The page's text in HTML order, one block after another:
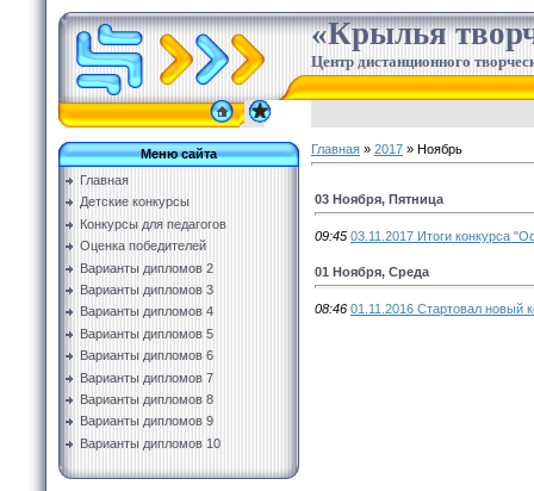
«Крылья
Центр дистанционного
Меню сайта
Главная
Детские конкурсы
Конкурсы для педагогов
Оценка победителей
Варианты дипломов 2
Варианты дипломов 3
Варианты дипломов 4
Варианты дипломов 5
Варианты дипломов 6
Варианты дипломов 7
Варианты дипломов 8
Варианты дипломов 9
Варианты дипломов 10
Главная » 2017 » Ноябрь
03 Ноября, Пятница
09:45 03.11.2017 Итоги конкурса
01 Ноября, Среда
08:46 01.11.2016 Стартовал новый